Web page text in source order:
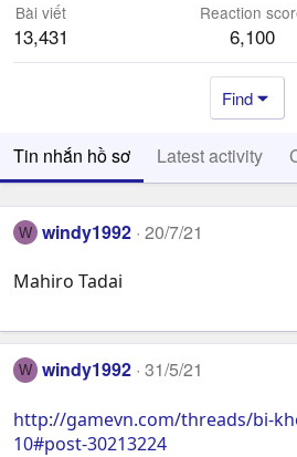
Bài viết
13,431
Reaction
6,100
Find
Tin nhắn hồ sơ Latest activity
W windy1992 20/7/21
Mahiro Tadai
W windy1992 31/5/21
http://gamevn.com/threads/bi-
10#post-30213224